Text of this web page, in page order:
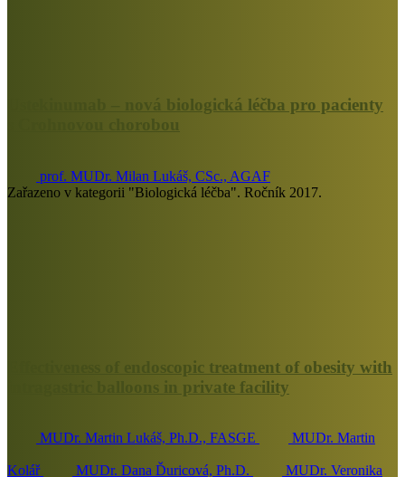
Ustekinumab – nová biologická léčba pro pacienty
s Crohnovou chorobou
prof. MUDr. Milan Lukáš, CSc., AGAF
Zařazeno v kategorii "Biologická léčba". Ročník 2017.
Effectiveness of endoscopic treatment of obesity with
intragastric balloons in private facility
MUDr. Martin Lukáš, Ph.D., FASGE MUDr. Martin
Kolář MUDr. Dana Ďuricová, Ph.D. MUDr. Veronika